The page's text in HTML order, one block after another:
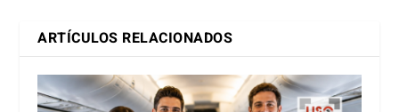
ARTÍCULOS RELACIONADOS